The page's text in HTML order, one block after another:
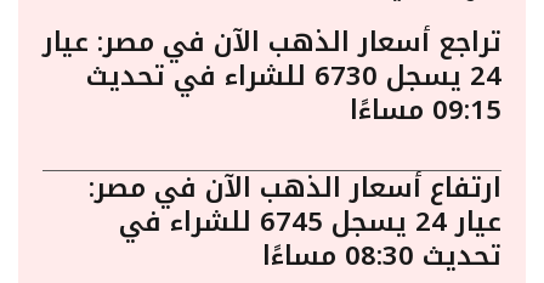
تراجع أسعار الذهب الآن في مصر: عيار
24 يسجل 6730 للشراء في تحديث
09:15 مساءًا
ارتفاع أسعار الذهب الآن في مصر:
عيار 24 يسجل 6745 للشراء في
تحديث 08:30 مساءًا